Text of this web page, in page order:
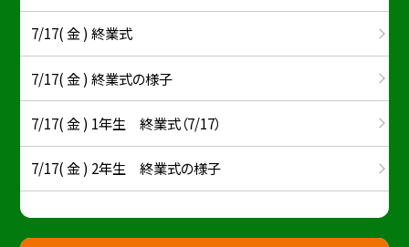
7/17( 金 ) 終業式
7/17( 金 ) 終業式の様子
7/17( 金 ) 1年生 終業式（7/17）
7/17( 金 ) 2年生 終業式の様子